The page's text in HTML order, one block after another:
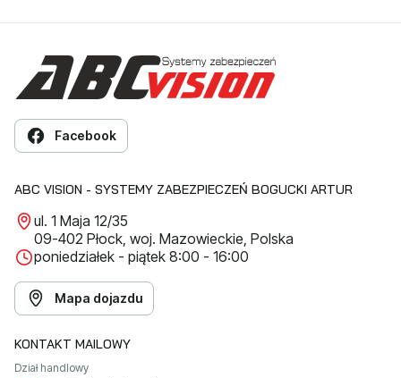
Facebook
ABC VISION - SYSTEMY ZABEZPIECZEŃ BOGUCKI ARTUR
ul. 1 Maja 12/35
09-402 Płock, woj. Mazowieckie, Polska
poniedziałek - piątek 8:00 - 16:00
Mapa dojazdu
KONTAKT MAILOWY
Dział handlowy